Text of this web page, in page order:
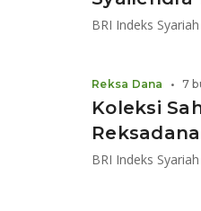
Koleksi
Reksa Dana • 7